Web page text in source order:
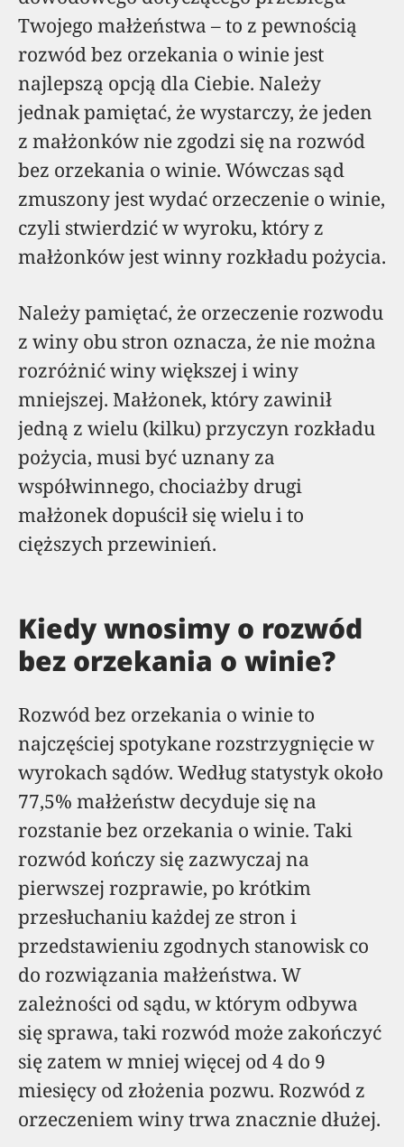
Twojego małżeństwa – to z pewnością
rozwód bez orzekania o winie jest
najlepszą opcją dla Ciebie. Należy
jednak pamiętać, że wystarczy, że jeden
z małżonków nie zgodzi się na rozwód
bez orzekania o winie. Wówczas sąd
zmuszony jest wydać orzeczenie o winie,
czyli stwierdzić w wyroku, który z
małżonków jest winny rozkładu pożycia.
Należy pamiętać, że orzeczenie rozwodu
z winy obu stron oznacza, że nie można
rozróżnić winy większej i winy
mniejszej. Małżonek, który zawinił
jedną z wielu (kilku) przyczyn rozkładu
pożycia, musi być uznany za
współwinnego, chociażby drugi
małżonek dopuścił się wielu i to
cięższych przewinień.
Kiedy wnosimy o rozwód
bez orzekania o winie?
Rozwód bez orzekania o winie to
najczęściej spotykane rozstrzygnięcie w
wyrokach sądów. Według statystyk około
77,5% małżeństw decyduje się na
rozstanie bez orzekania o winie. Taki
rozwód kończy się zazwyczaj na
pierwszej rozprawie, po krótkim
przesłuchaniu każdej ze stron i
przedstawieniu zgodnych stanowisk co
do rozwiązania małżeństwa. W
zależności od sądu, w którym odbywa
się sprawa, taki rozwód może zakończyć
się zatem w mniej więcej od 4 do 9
miesięcy od złożenia pozwu. Rozwód z
orzeczeniem winy trwa znacznie dłużej.